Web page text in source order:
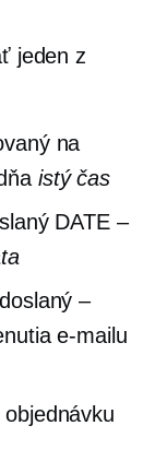
jeden z
na
istýčas
DATE –
–
e-mailu